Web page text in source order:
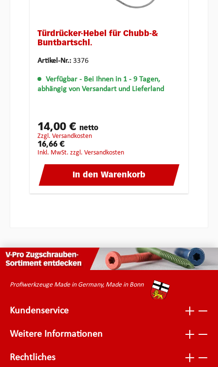
Türdrücker-Hebel für Chubb-&
Buntbartschl.
Artikel-Nr.: 3376
Verfügbar - Bei Ihnen in 1 - 9 Tagen,
abhängig von Versandart und Lieferland
14,00 € netto
zzgl. Versandkosten
16,66 €
inkl. MwSt. zzgl. Versandkosten
In den Warenkorb
Profiwerkzeuge Made in Germany, Made in Bonn
Kundenservice
Weitere Informationen
Rechtliches